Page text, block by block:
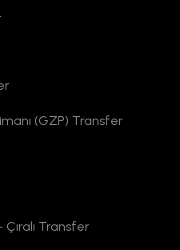
(GZP) Transfer
Transfer